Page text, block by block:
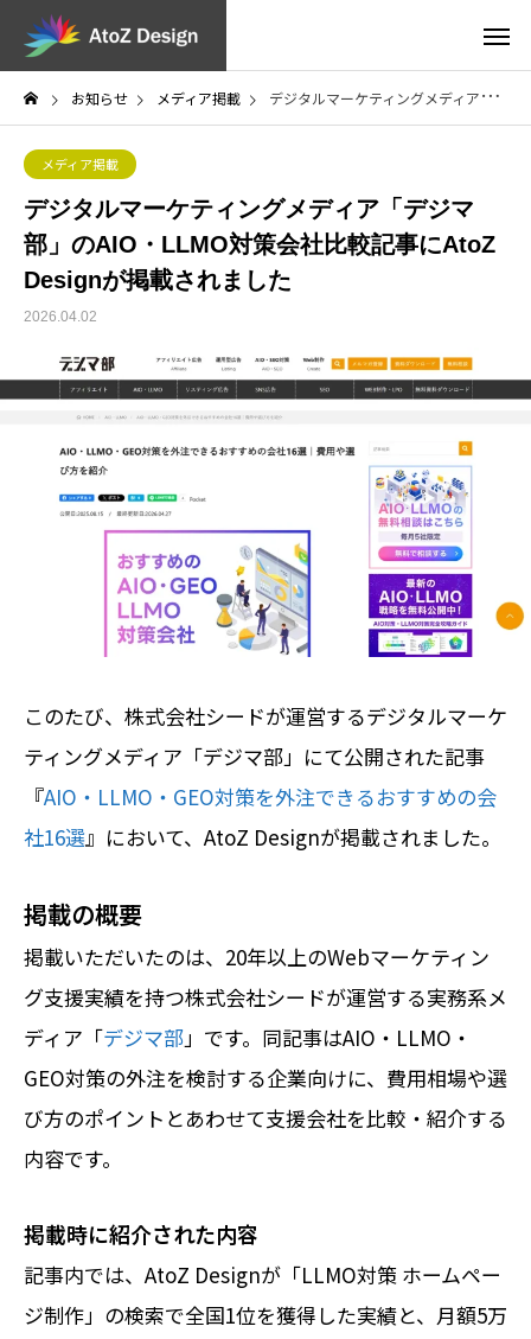
お知らせ メディア掲載 デジタルマーケティングメディア「デジマ部」のAIO・LLMO対策会社比較記事にAtoZ Designが掲載されました
メディア掲載
デジタルマーケティングメディア「デジマ
部」のAIO・LLMO対策会社比較記事にAtoZ
Designが掲載されました
2026.04.02
このたび、株式会社シードが運営するデジタルマーケ
ティングメディア「デジマ部」にて公開された記事
『AIO・LLMO・GEO対策を外注できるおすすめの会
社16選』において、AtoZ Designが掲載されました。
掲載の概要
掲載いただいたのは、20年以上のWebマーケティン
グ支援実績を持つ株式会社シードが運営する実務系メ
ディア「デジマ部」です。同記事はAIO・LLMO・
GEO対策の外注を検討する企業向けに、費用相場や選
び方のポイントとあわせて支援会社を比較・紹介する
内容です。
掲載時に紹介された内容
記事内では、AtoZ Designが「LLMO対策 ホームペー
ジ制作」の検索で全国1位を獲得した実績と、月額5万